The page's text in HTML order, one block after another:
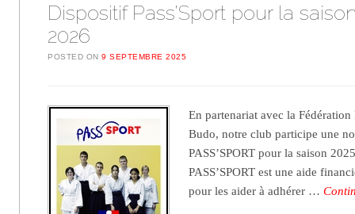
Dispositif Pass’Sport pour la
2026
POSTED ON9 SEPTEMBRE 2025
En partenariat avec la
Budo, notre club participe une
PASS’SPORT pour la saison
PASS’SPORT est une aide
pour les aider à adhérer …